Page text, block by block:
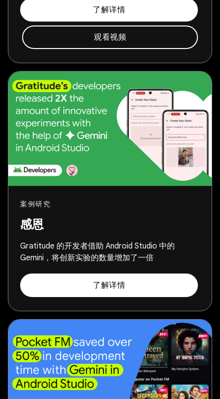
了解详情
观看视频
案例研究
感恩
Gratitude 的开发者借助 Android Studio 中的
Gemini，将创新实验的数量增加了一倍
了解详情